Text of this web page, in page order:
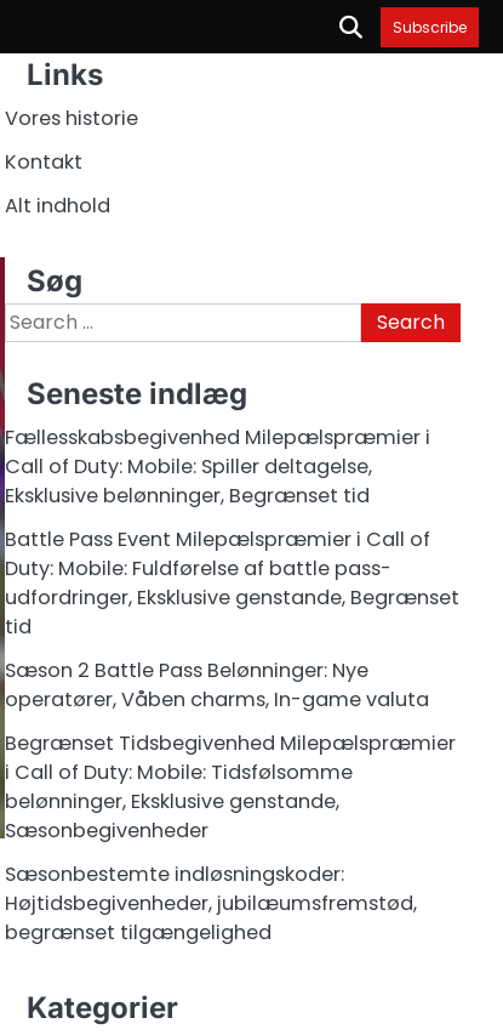
Subscribe
Links
Vores historie
Kontakt
Alt indhold
Søg
Search
for:
Seneste indlæg
Fællesskabsbegivenhed Milepælspræmier i
Call of Duty: Mobile: Spiller deltagelse,
Eksklusive belønninger, Begrænset tid
Battle Pass Event Milepælspræmier i Call of
Duty: Mobile: Fuldførelse af battle pass-
udfordringer, Eksklusive genstande, Begrænset
tid
Sæson 2 Battle Pass Belønninger: Nye
operatører, Våben charms, In-game valuta
Begrænset Tidsbegivenhed Milepælspræmier
i Call of Duty: Mobile: Tidsfølsomme
belønninger, Eksklusive genstande,
Sæsonbegivenheder
Sæsonbestemte indløsningskoder:
Højtidsbegivenheder, jubilæumsfremstød,
begrænset tilgængelighed
Kategorier